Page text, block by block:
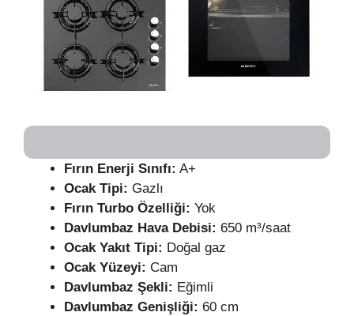
Fırın Enerji Sınıfı: A+
Ocak Tipi: Gazlı
Fırın Turbo Özelliği: Yok
Davlumbaz Hava Debisi: 650 m³/saat
Ocak Yakıt Tipi: Doğal gaz
Ocak Yüzeyi: Cam
Davlumbaz Şekli: Eğimli
Davlumbaz Genişliği: 60 cm